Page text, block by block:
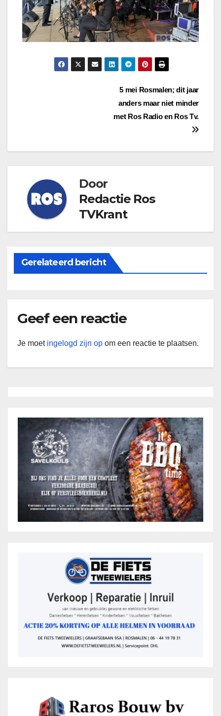
5 mei Rosmalen; dit jaar
anders maar niet minder
met Ros Radio en Ros Tv.
Door
Redactie Ros
TVKrant
Gerelateerd bericht
Geef een reactie
Je moet ingelogd zijn op om een reactie te plaatsen.